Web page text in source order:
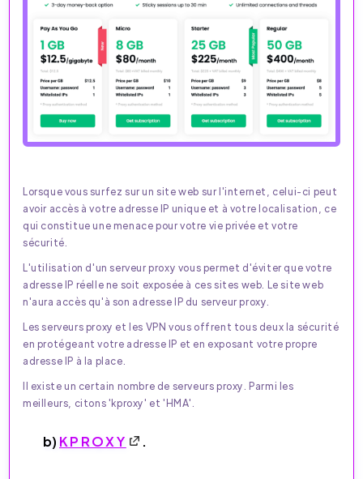
Lorsque vous surfez sur un site web sur l'internet, celui-ci peut
avoir accès à votre adresse IP unique et à votre localisation, ce
qui constitue une menace pour votre vie privée et votre
sécurité.
L'utilisation d'un serveur proxy vous permet d'éviter que votre
adresse IP réelle ne soit exposée à ces sites web. Le site web
n'aura accès qu'à son adresse IP du serveur proxy.
Les serveurs proxy et les VPN vous offrent tous deux la sécurité
en protégeant votre adresse IP et en exposant votre propre
adresse IP à la place.
Il existe un certain nombre de serveurs proxy. Parmi les
meilleurs, citons 'kproxy' et 'HMA'.
b) KPROXY .